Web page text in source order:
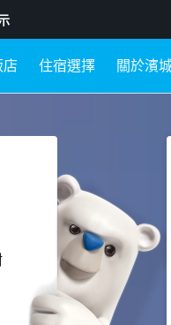
店 住宿選擇 關於濱